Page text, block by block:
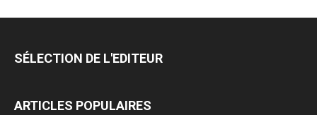
SÉLECTION DE L'EDITEUR
ARTICLES POPULAIRES